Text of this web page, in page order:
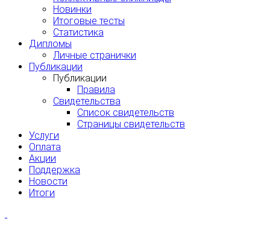
Новинки
Итоговые тесты
Статистика
Дипломы
Личные странички
Публикации
Публикации
Правила
Свидетельства
Список свидетельств
Страницы свидетельств
Услуги
Оплата
Акции
Поддержка
Новости
Итоги